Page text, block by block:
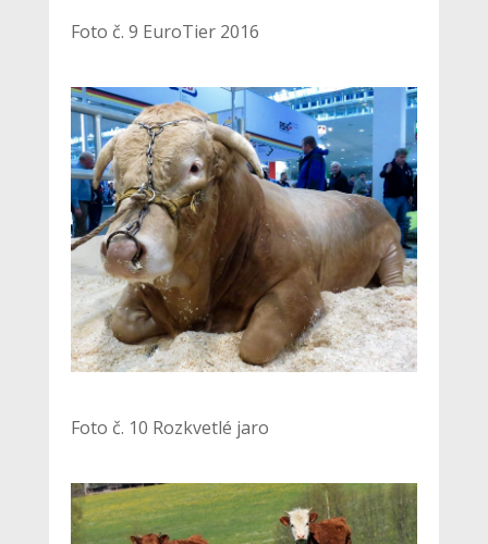
Foto č. 9 EuroTier 2016
Foto č. 10 Rozkvetlé jaro